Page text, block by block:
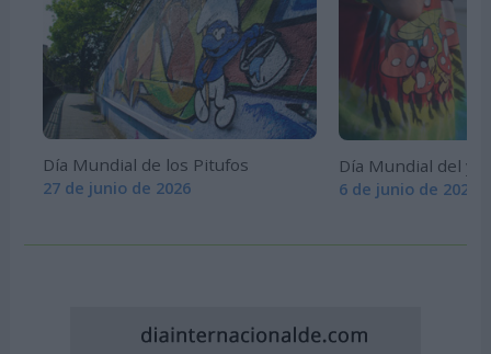
Día Mundial de los Pitufos
27 de junio de 2026
Día Mundial del
6 de junio de 2026